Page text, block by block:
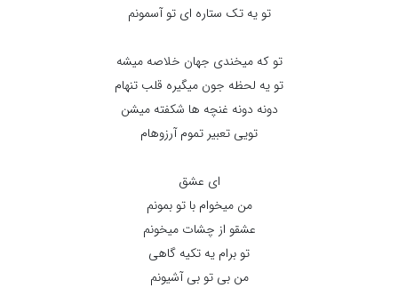
تو یه تک ستاره ای تو آسمونم
تو که میخندی جهان خلاصه میشه
تو یه لحظه جون میگیره قلب تنهام
دونه دونه غنچه ها شکفته میشن
تویی تعبیر تموم آرزوهام
ای عشق
من میخوام با تو بمونم
عشقو از چشات میخونم
تو برام یه تکیه گاهی
من بی تو بی آشیونم